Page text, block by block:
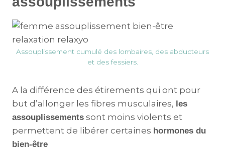
Assouplissement cumulé des lombaires, des abducteurs
et des fessiers.
A la différence des étirements qui ont pour
but d’allonger les fibres musculaires, les
assouplissements sont moins violents et
permettent de libérer certaines hormones du
bien-être